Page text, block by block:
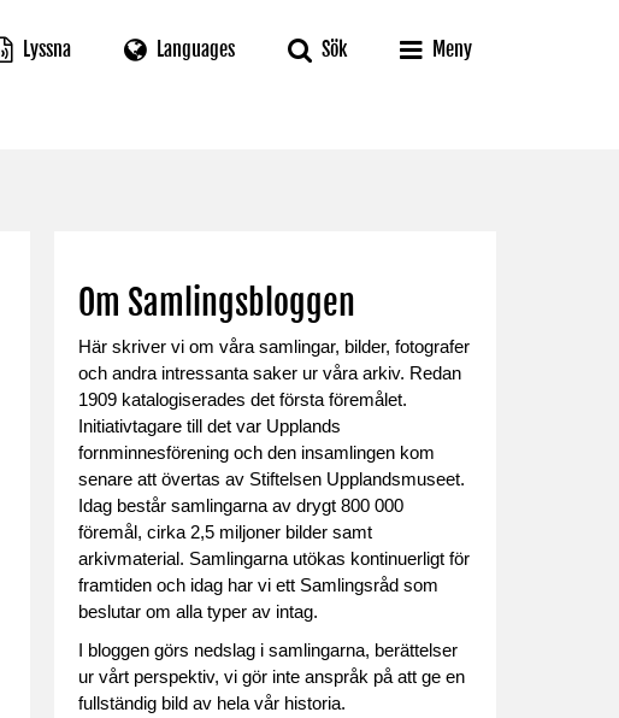
Lyssna Languages Sök Meny
Om Samlingsbloggen
Här skriver vi om våra samlingar, bilder, fotografer
och andra intressanta saker ur våra arkiv. Redan
1909 katalogiserades det första föremålet.
Initiativtagare till det var Upplands
fornminnesförening och den insamlingen kom
senare att övertas av Stiftelsen Upplandsmuseet.
Idag består samlingarna av drygt 800 000
föremål, cirka 2,5 miljoner bilder samt
arkivmaterial. Samlingarna utökas kontinuerligt för
framtiden och idag har vi ett Samlingsråd som
beslutar om alla typer av intag.
I bloggen görs nedslag i samlingarna, berättelser
ur vårt perspektiv, vi gör inte anspråk på att ge en
fullständig bild av hela vår historia.